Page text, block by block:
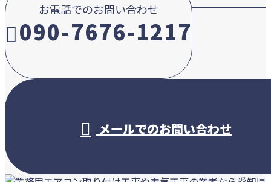
お電話でのお問い合わせ
090-7676-1217
メールでのお問い合わせ